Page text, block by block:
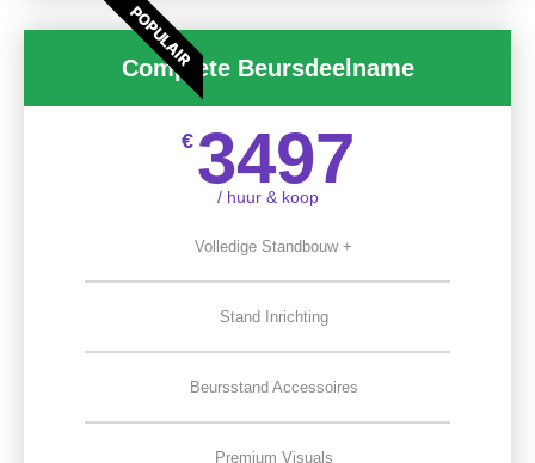
POPULAIR
Complete Beursdeelname
€ 3497
/ huur & koop
Volledige Standbouw +
Stand Inrichting
Beursstand Accessoires
Premium Visuals